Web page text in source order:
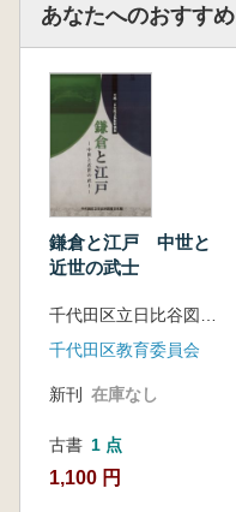
あなたへのおすすめ
鎌倉と江戸 中世と
近世の武士
千代田区教育委員会
新刊 在庫なし
古書 1 点
1,100 円